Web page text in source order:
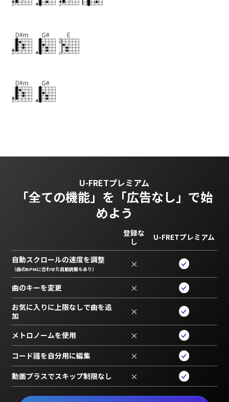
D#m G# E
D#m G#
U-FRETプレミアム
「全ての機能」を 「広告なし」で始
めよう
登録な
し
U-FRETプレミアム
自動スクロールの速度を調整
（曲のBPMに合わせた自動調整もあり） ×
曲のキーを変更 ×
お気に入りに上限なしで曲を追
加
×
メトロノームを使用 ×
コード譜を自分用に編集 ×
動画プラスでスキップ制限なし ×